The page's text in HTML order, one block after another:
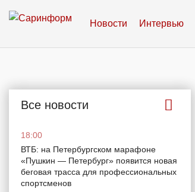
Новости Интервью
Все новости
18:00
ВТБ: на Петербургском марафоне
«Пушкин — Петербург» появится новая
беговая трасса для профессиональных
спортсменов